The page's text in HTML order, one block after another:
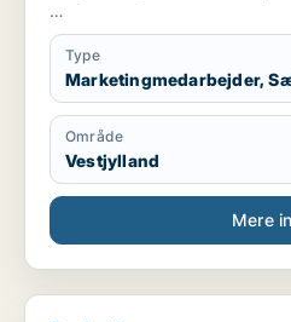
Årsagen til, at jeg netop
meget gerne vil arbejde bare
noget andet da jeg gerne vil
jeg har haft 2 jobs som
lidt
Jeg er for nylig startet i 8 på
overbygningen.
Jeg har arbejdet med flere
Type
Marketingmedarbejder,
Område
Vestjylland
Mere